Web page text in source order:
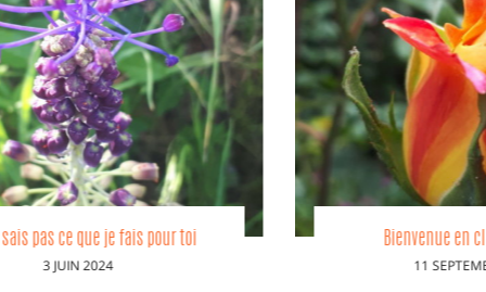
Bienvenue en clandestinité :)